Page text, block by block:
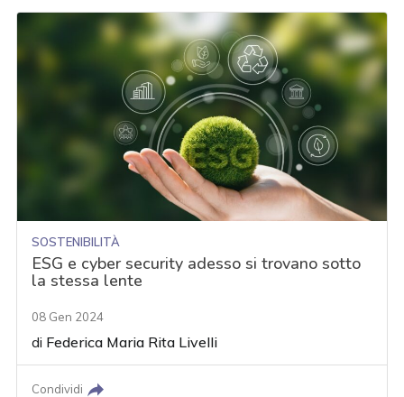
SOSTENIBILITÀ
ESG e cyber security adesso si trovano sotto
la stessa lente
08 Gen 2024
di Federica Maria Rita Livelli
Condividi